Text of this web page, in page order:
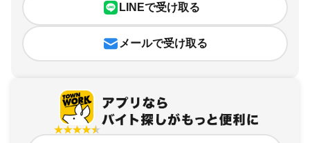
LINEで受け取る
メールで受け取る